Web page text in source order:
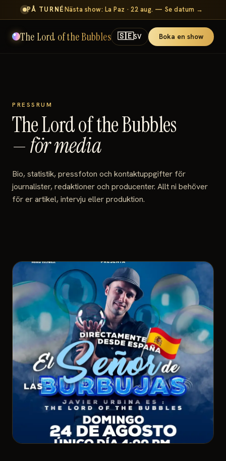
PÅ TURNÉNästa show: La Paz · 22 aug. — Se datum →
The Lord of the Bubbles 🇸🇪SV Boka en show
PRESSRUM
The Lord of the Bubbles
—för media
Bio, statistik, pressfoton och kontaktuppgifter för
journalister, redaktioner och producenter. Allt ni behöver
för er artikel, intervju eller produktion.